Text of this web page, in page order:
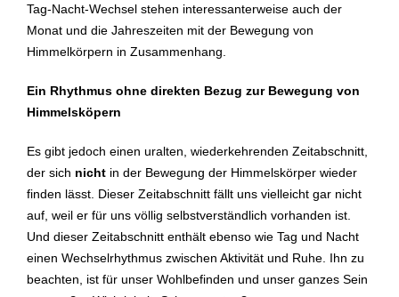
Tag-Nacht-Wechsel stehen interessanterweise auch der
Monat und die Jahreszeiten mit der Bewegung von
Himmelkörpern in Zusammenhang.
Ein Rhythmus ohne direkten Bezug zur Bewegung von
Himmelsköpern
Es gibt jedoch einen uralten, wiederkehrenden Zeitabschnitt,
der sich nicht in der Bewegung der Himmelskörper wieder
finden lässt. Dieser Zeitabschnitt fällt uns vielleicht gar nicht
auf, weil er für uns völlig selbstverständlich vorhanden ist.
Und dieser Zeitabschnitt enthält ebenso wie Tag und Nacht
einen Wechselrhythmus zwischen Aktivität und Ruhe. Ihn zu
beachten, ist für unser Wohlbefinden und unser ganzes Sein